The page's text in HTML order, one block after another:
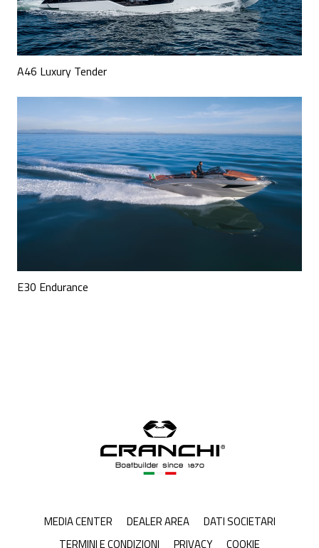
A46 Luxury Tender
E30 Endurance
MEDIA CENTER DEALER AREA
DATI SOCIETARI
TERMINI E CONDIZIONI
PRIVACY COOKIE